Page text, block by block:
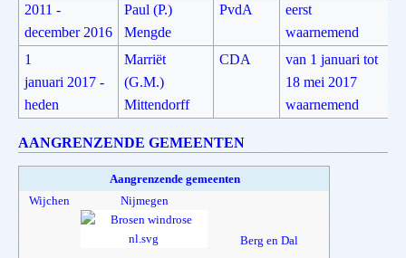
2011 -
december 2016
Paul (P.)
Mengde
PvdA
eerst
waarnemend
1
januari 2017 -
heden
Marriët
(G.M.)
Mittendorff
CDA
van 1 januari tot
18 mei 2017
waarnemend
AANGRENZENDE GEMEENTEN
Aangrenzende gemeenten
Wijchen
Nijmegen
Berg en Dal